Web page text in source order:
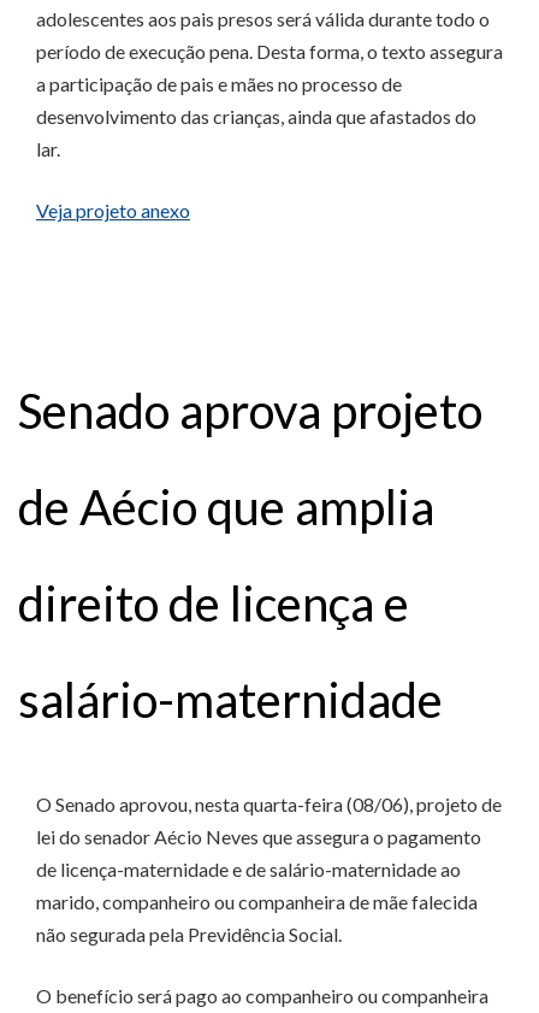
adolescentes aos pais presos será válida durante todo o
período de execução pena. Desta forma, o texto assegura
a participação de pais e mães no processo de
desenvolvimento das crianças, ainda que afastados do
lar.
Veja projeto anexo
Senado aprova projeto
de Aécio que amplia
direito de licença e
salário-maternidade
O Senado aprovou, nesta quarta-feira (08/06), projeto de
lei do senador Aécio Neves que assegura o pagamento
de licença-maternidade e de salário-maternidade ao
marido, companheiro ou companheira de mãe falecida
não segurada pela Previdência Social.
O benefício será pago ao companheiro ou companheira